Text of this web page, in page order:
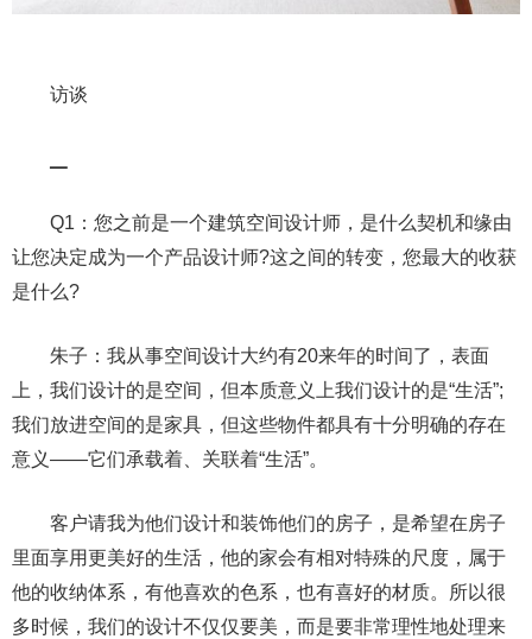
访谈
Q1：您之前是一个建筑空间设计师，是什么契机和缘由
让您决定成为一个产品设计师?这之间的转变，您最大的收获
是什么?
朱子：我从事空间设计大约有20来年的时间了，表面
上，我们设计的是空间，但本质意义上我们设计的是“生活”;
我们放进空间的是家具，但这些物件都具有十分明确的存在
意义——它们承载着、关联着“生活”。
客户请我为他们设计和装饰他们的房子，是希望在房子
里面享用更美好的生活，他的家会有相对特殊的尺度，属于
他的收纳体系，有他喜欢的色系，也有喜好的材质。所以很
多时候，我们的设计不仅仅要美，而是要非常理性地处理来